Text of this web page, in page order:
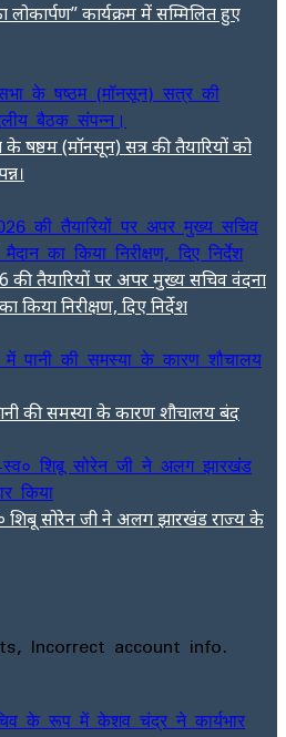
कार्यक्रम में सम्मिलित हुए
षष्ठम (मॉनसून) सत्र की तैयारियों को
की तैयारियों पर अपर मुख्य सचिव वंदना
किया निरीक्षण, दिए निर्देश
की समस्या के कारण शौचालय बंद
शिबू सोरेन जी ने अलग झारखंड राज्य के
Incorrect account info.